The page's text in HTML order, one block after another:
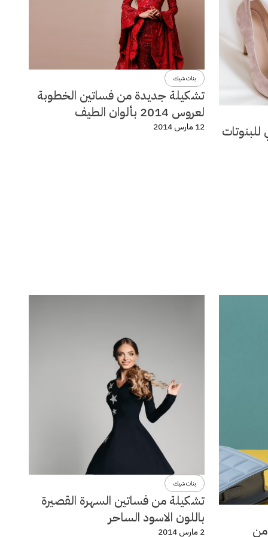
بنات شيك
تشكيلة جديدة من فساتين الخطوبة
لعروس 2014 بألوان الطيف
12 مارس 2014
وصيف 2014 من
بنات شيك
تشكيلة من فساتين السهرة القصيرة
باللون الاسود الساحر
2 مارس 2014